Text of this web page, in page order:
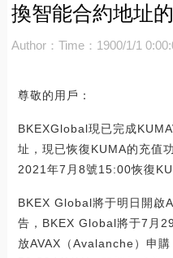
換智能合約地址
Author： Time：1900/1/1
尊敬的用戶：
BKEXGlobal現已完成
址，現已恢復KUMA的充值
2021年7月8號15:00恢復
BKEX Global將于明日開啟
告，BKEX Global將于7月
放AVAX（Avalanche）申